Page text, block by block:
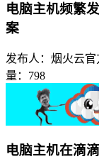
电脑主机频繁
案
发布人：烟火云官
量：798
电脑主机在滴